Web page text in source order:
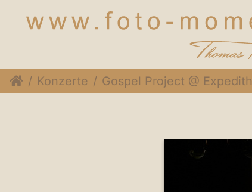
Konzerte Gospel Project @ Expedithalle, 1. Dezember 2018